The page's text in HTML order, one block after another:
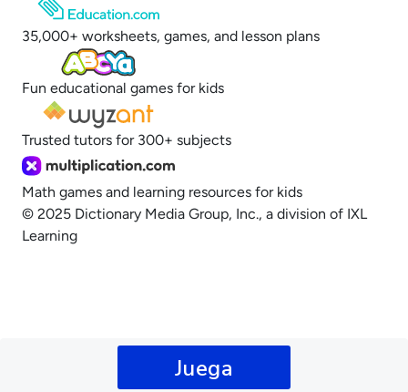
Juega
35,000+ worksheets, games, and lesson plans
Fun educational games for kids
Trusted tutors for 300+ subjects
Math games and learning resources for kids
© 2025 Dictionary Media Group, Inc., a division of IXL
Learning